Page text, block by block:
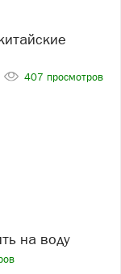
407 просмотров
на воду